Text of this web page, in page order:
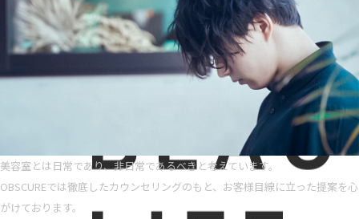
美容室とは日常であり、非日常であるべきと考えています。
OBSCUREでは徹底したカウンセリングのもと、お客様目線に立った提案を心
がけております。